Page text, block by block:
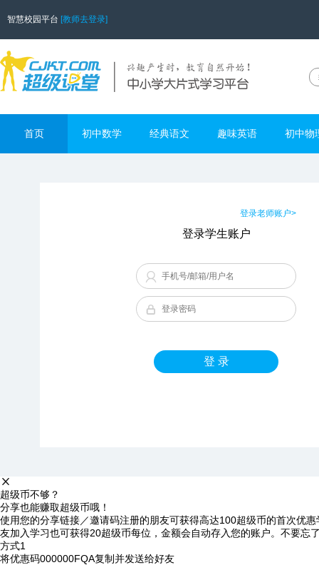
智慧校园平台 [教师去登录]
首页 初中数学 经典语文 趣味英语 初中物
登录老师账户>
登录学生账户
登 录
超级币不够？
分享也能赚取超级币哦！
使用您的分享链接／邀请码注册的朋友可获得高达100超级币的首次优
友加入学习也可获得20超级币每位，金额会自动存入您的账户。不要忘
方式1
将优惠码000000FQA复制并发送给好友